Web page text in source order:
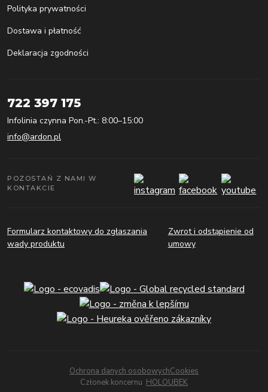
Polityka prywatności
Dostawa i płatność
Deklaracja zgodności
722 397 175
Infolinia czynna Pon.-Pt.: 8:00–15:00
info@ardon.pl
POZOSTAŃ Z NAMI W
KONTAKCIE
Formularz kontaktowy do zgłaszania
wady produktu
Zwrot i odstąpienie od
umowy
Ochrona danych osobowychCookies
Członek koncernu HOLOUBEK